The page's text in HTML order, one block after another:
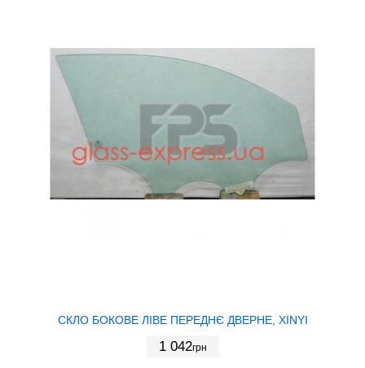
СКЛО БОКОВЕ ЛІВЕ ПЕРЕДНЄ ДВЕРНЕ, XINYI
1 042грн